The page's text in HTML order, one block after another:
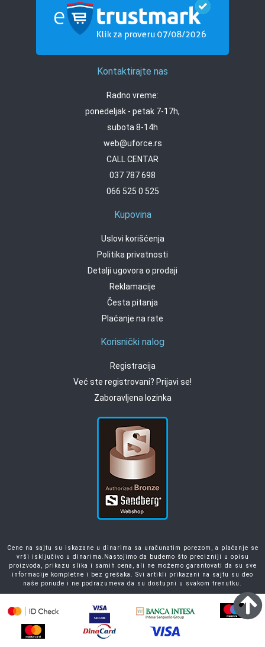
Kontaktirajte nas
Radno vreme:
ponedeljak - petak 7-17h,
subota 8-14h
web@uforce.rs
CALL CENTAR
037 787 698
066 525 0 525
Kupovina
Uslovi korišćenja
Politika privatnosti
Detalji ugovora o prodaji
Reklamacije
Česta pitanja
Plaćanje na rate
Korisnički nalog
Registracija
Već ste registrovani? Prijavi se!
Zaboravljena lozinka
Cene na sajtu su iskazane u dinarima sa uračunatim porezom, a plaćanje se
vrši isključivo u dinarima.Nastojimo da budemo što precizniji u opisu
proizvoda, prikazu slika i samih cena, ali ne možemo garantovati da su sve
informacije kompletne i bez grešaka. Svi artikli prikazani na sajtu su deo
naše ponude i ne podrazumeva da su dostupni u svakom trenutku.